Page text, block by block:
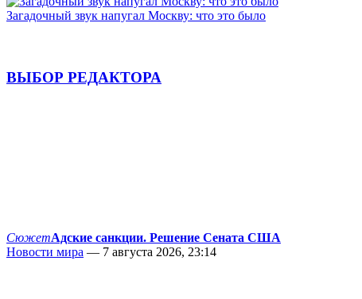
Загадочный звук напугал Москву: что это было
ВЫБОР РЕДАКТОРА
СюжетАдские санкции. Решение Сената США
Новости мира — 7 августа 2026, 23:14